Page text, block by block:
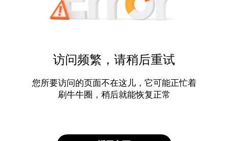
访问频繁，请稍后重试
您所要访问的页面不在这儿，它可能正忙着
刷牛牛圈，稍后就能恢复正常